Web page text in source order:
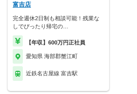
富吉店
完全週休2日制も相談可能！残業な
しでぴったり帰宅の…
【年収】600万円正社員
愛知県 海部郡蟹江町
近鉄名古屋線 富吉駅